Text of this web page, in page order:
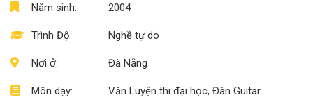
Năm sinh:
Trình Độ:
Nơi ở:
Môn dạy:
2004
Nghề tự do
Đà Nẵng
Văn Luyện thi đại học, Đàn Guitar